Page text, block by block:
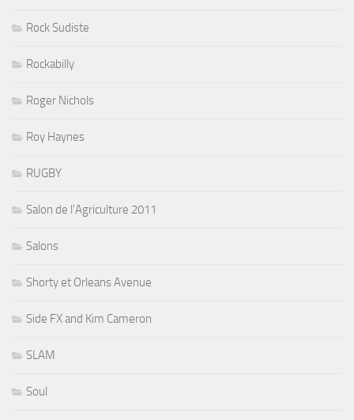
Rock Sudiste
Rockabilly
Roger Nichols
Roy Haynes
RUGBY
Salon de l'Agriculture 2011
Salons
Shorty et Orleans Avenue
Side FX and Kim Cameron
SLAM
Soul